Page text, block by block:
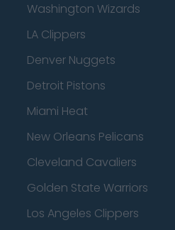
Washington Wizards
LA Clippers
Denver Nuggets
Detroit Pistons
Miami Heat
New Orleans Pelicans
Cleveland Cavaliers
Golden State Warriors
Los Angeles Clippers